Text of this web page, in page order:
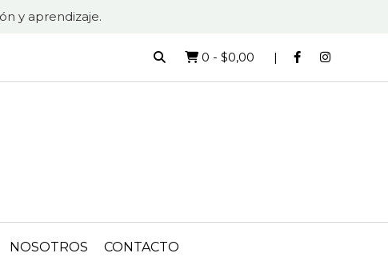
y aprendizaje.
0 - $0,00
NOSOTROS CONTACTO